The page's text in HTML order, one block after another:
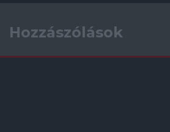
Hozzászólások